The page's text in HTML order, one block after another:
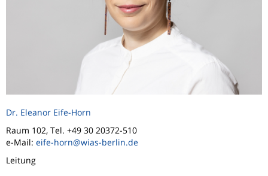
Dr. Eleanor Eife-Horn
Raum 102, Tel. +49 30 20372-510
e-Mail: eife-horn@wias-berlin.de
Leitung